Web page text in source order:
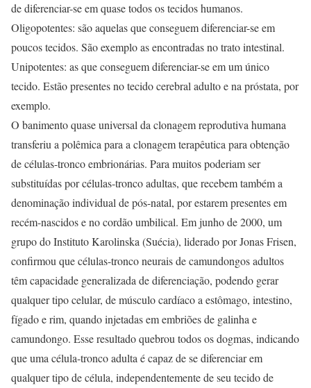
de diferenciar-se em quase todos os tecidos humanos.
Oligopotentes: são aquelas que conseguem diferenciar-se em
poucos tecidos. São exemplo as encontradas no trato intestinal.
Unipotentes: as que conseguem diferenciar-se em um único
tecido. Estão presentes no tecido cerebral adulto e na próstata, por
exemplo.
O banimento quase universal da clonagem reprodutiva humana
transferiu a polêmica para a clonagem terapêutica para obtenção
de células-tronco embrionárias. Para muitos poderiam ser
substituídas por células-tronco adultas, que recebem também a
denominação individual de pós-natal, por estarem presentes em
recém-nascidos e no cordão umbilical. Em junho de 2000, um
grupo do Instituto Karolinska (Suécia), liderado por Jonas Frisen,
confirmou que células-tronco neurais de camundongos adultos
têm capacidade generalizada de diferenciação, podendo gerar
qualquer tipo celular, de músculo cardíaco a estômago, intestino,
fígado e rim, quando injetadas em embriões de galinha e
camundongo. Esse resultado quebrou todos os dogmas, indicando
que uma célula-tronco adulta é capaz de se diferenciar em
qualquer tipo de célula, independentemente de seu tecido de